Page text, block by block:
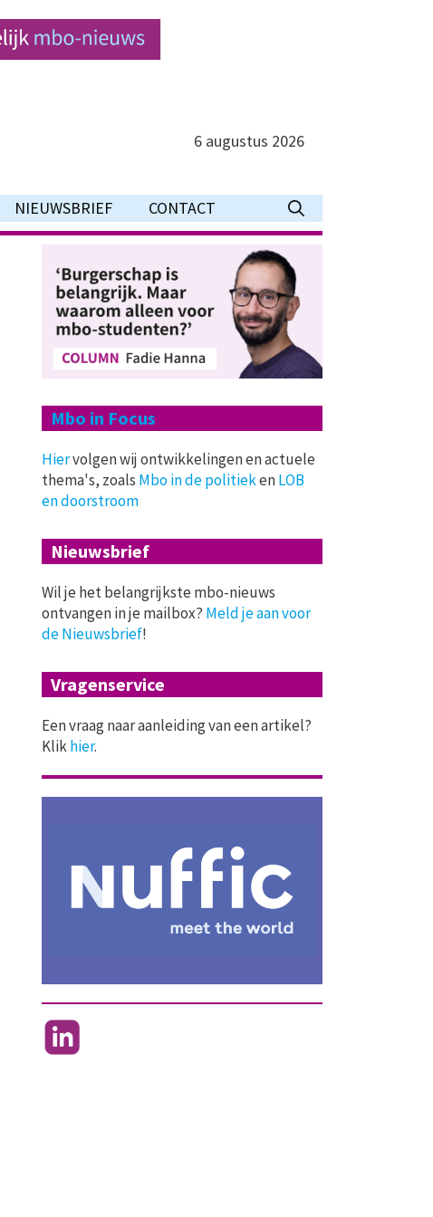
6 augustus 2026
NIEUWSBRIEF CONTACT
Mbo in Focus
Hiervolgen wij ontwikkelingen en actuele
thema's, zoals Mbo in de politiekenLOB
en doorstroom
Nieuwsbrief
Wil je het belangrijkste mbo-nieuws
ontvangen in je mailbox? Meld je aan voor
de Nieuwsbrief!
Vragenservice
Een vraag naar aanleiding van een artikel?
Klikhier.